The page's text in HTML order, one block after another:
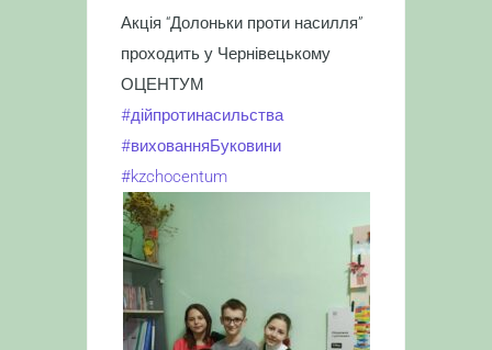
Акція “Долоньки проти насилля”
проходить у Чернівецькому
ОЦЕНТУМ
#дійпротинасильства
#вихованняБуковини
#kzchocentum